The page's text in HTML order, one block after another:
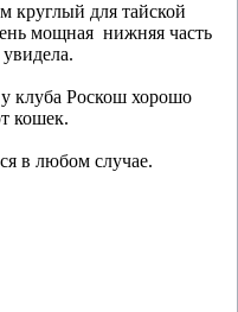
круглый для тайской
мощная нижняя часть
клуба Роскош хорошо
кошек.
в любом случае.